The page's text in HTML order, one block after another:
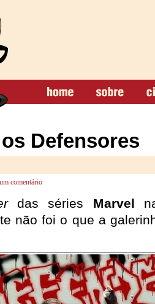
Defensores
comentário
das séries Marvel
não foi o que a